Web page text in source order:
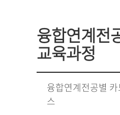
융합연계전
교육과정
융합연계전공별
스